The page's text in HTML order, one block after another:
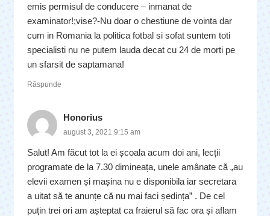
emis permisul de conducere – inmanat de
examinator!;vise?-Nu doar o chestiune de vointa dar
cum in Romania la politica fotbal si sofat suntem toti
specialisti nu ne putem lauda decat cu 24 de morti pe
un sfarsit de saptamana!
Răspunde
Honorius
august 3, 2021 9:15 am
Salut! Am făcut tot la ei școala acum doi ani, lecții
programate de la 7.30 dimineața, unele amânate că „au
elevii examen și mașina nu e disponibila iar secretara
a uitat să te anunțe că nu mai faci ședința” . De cel
puțin trei ori am așteptat ca fraierul să fac ora și aflam